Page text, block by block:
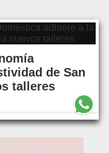
de San
talleres